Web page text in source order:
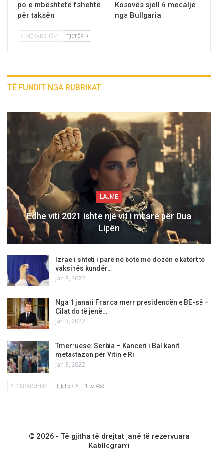
po e mbështetë fshehtë
për taksën
Kosovës sjell 6 medalje
nga Bullgaria
MËPARSHËM TJETËR
TË FUNDIT NGA RUBRIKAT
LAJME
Edhe viti 2021 ishte një vit i mbarë për Dua
Lipën
Izraeli shteti i parë në botë me dozën e katërt të
vaksinës kundër…
Jan 3, 2022
Nga 1 janari Franca merr presidencën e BE-së –
Cilat do të jenë…
Jan 3, 2022
Tmerruese: Serbia – Kanceri i Ballkanit
metastazon për Vitin e Ri
Jan 3, 2022
MËPARSHËM TJETËR 1 të 459
© 2026 - Të gjitha të drejtat janë të rezervuara
Kabllogrami